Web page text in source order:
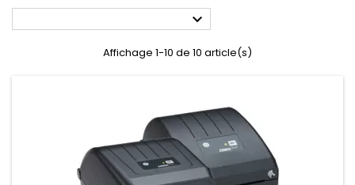

Affichage 1-10 de 10 article(s)